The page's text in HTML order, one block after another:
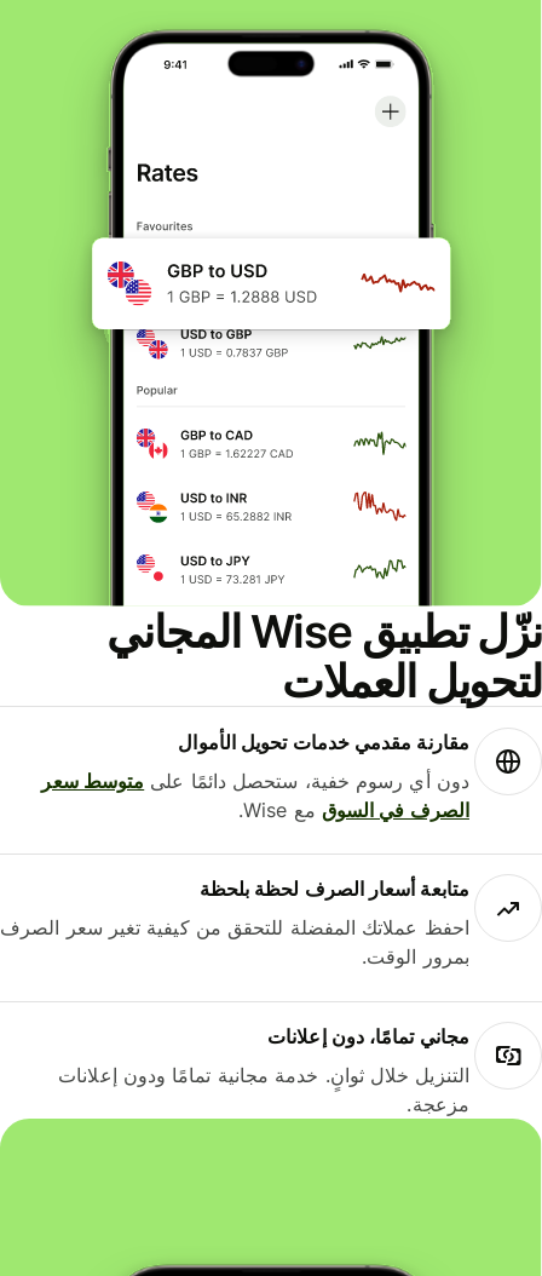
نزّل تطبيق Wise المجاني
العملات
مقارنة مقدمي خدمات تحويل الأموال
دون أي رسوم خفية، ستحصل دائمًا علىمتوسط ​​سعر
الصرف في السوقمع Wise.
متابعة أسعار الصرف لحظة بلحظة
احفظ عملاتك المفضلة للتحقق من كيفية تغير سعر الصرف
بمرور الوقت.
مجاني تمامًا، دون إعلانات
التنزيل خلال ثوانٍ. خدمة مجانية تمامًا ودون إعلانات
مزعجة.